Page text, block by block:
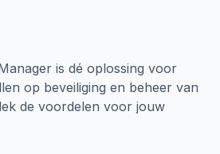
is dé oplossing voor
op beveiliging en beheer van
de voordelen voor jouw